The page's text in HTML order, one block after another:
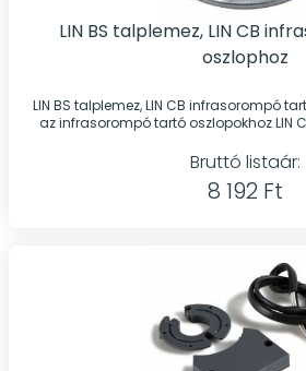
LIN BS talplemez, LIN CB
oszlophoz
LIN BS talplemez, LIN CB infrasorompó
az infrasorompó tartó oszlopokhoz LIN
Bruttó listaár:
8 192 Ft